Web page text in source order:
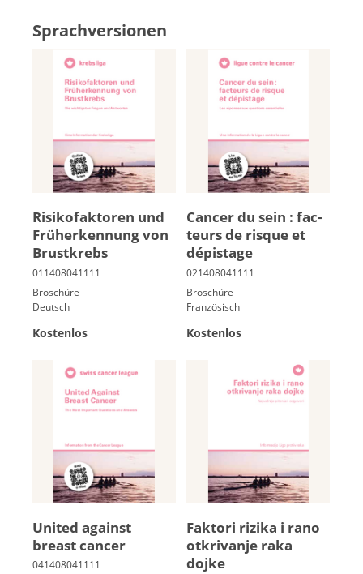
Sprachversionen
Ri­si­ko­fak­to­ren und
Früh­er­ken­nung von
Brust­krebs
Broschüre
Deutsch
Kostenlos
Can­cer du sein : fac­
teurs de risque et
dé­pis­tage
Broschüre
Französisch
Kostenlos
United against
breast cancer
Faktori rizika i rano
otkrivanje raka
dojke